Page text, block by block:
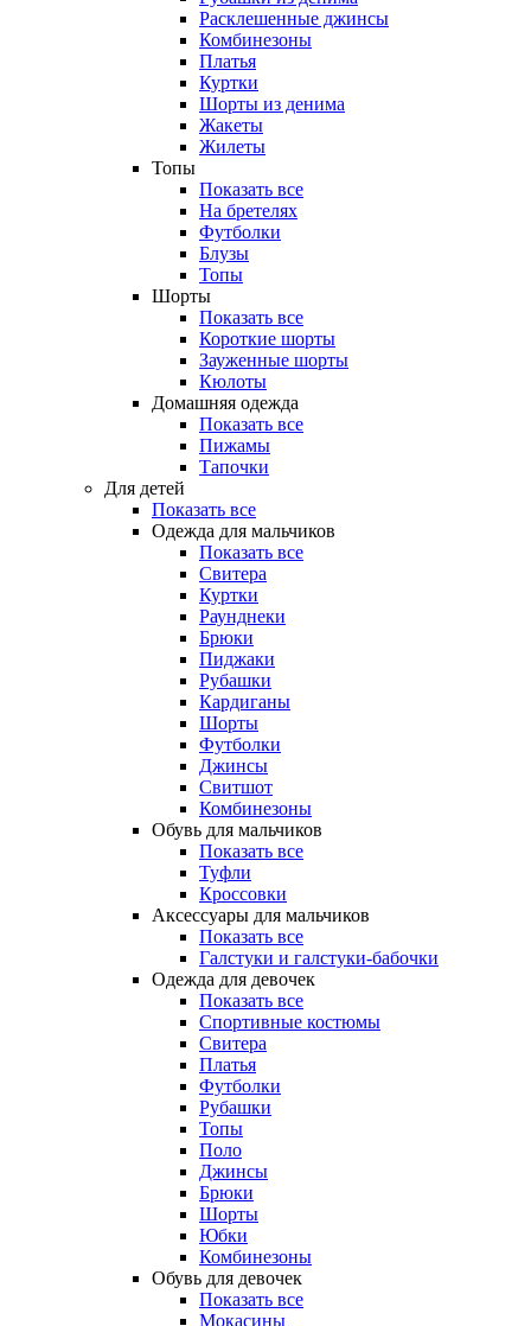
Расклешенные джинсы
Комбинезоны
Платья
Куртки
Шорты из денима
Жакеты
Жилеты
Топы
Показать все
На бретелях
Футболки
Блузы
Топы
Шорты
Показать все
Короткие шорты
Зауженные шорты
Кюлоты
Домашняя одежда
Показать все
Пижамы
Тапочки
Для детей
Показать все
Одежда для мальчиков
Показать все
Свитера
Куртки
Раунднеки
Брюки
Пиджаки
Рубашки
Кардиганы
Шорты
Футболки
Джинсы
Свитшот
Комбинезоны
Обувь для мальчиков
Показать все
Туфли
Кроссовки
Аксессуары для мальчиков
Показать все
Галстуки и галстуки-бабочки
Одежда для девочек
Показать все
Спортивные костюмы
Свитера
Платья
Футболки
Рубашки
Топы
Поло
Джинсы
Брюки
Шорты
Юбки
Комбинезоны
Обувь для девочек
Показать все
Мокасины